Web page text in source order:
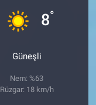
8°
Güneşli
Nem: %63
Rüzgar: 18 km/h